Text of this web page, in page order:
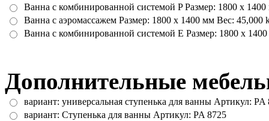
Ванна с комбинированной системой P Размер: 1800 x
Ванна с аэромассажем Размер: 1800 x 1400 мм Вес: 45,000
Ванна с комбинированной системой E Размер: 1800 x
Дополнительные
вариант: универсальная ступенька для ванны Артикул: PA
вариант: Ступенька для ванны Артикул: PA 8725